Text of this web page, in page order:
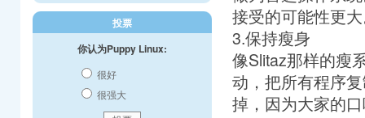
接受的可能性更
3.保持瘦身
像Slitaz那样的瘦
动，把所有程序
掉，因为大家的
投票
你认为Puppy Linux:
很好
很强大